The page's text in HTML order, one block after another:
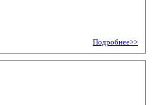
Подробнее>>